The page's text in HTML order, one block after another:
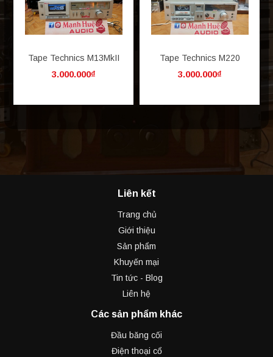
Tape Technics M13MkII
3.000.000₫
Tape Technics M220
3.000.000₫
Liên kết
Trang chủ
Giới thiệu
Sản phẩm
Khuyến mại
Tin tức - Blog
Liên hệ
Các sản phẩm khác
Đầu băng cối
Điện thoại cổ